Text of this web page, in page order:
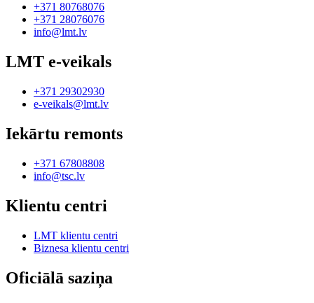
+371 80768076
+371 28076076
info@lmt.lv
LMT e-veikals
+371 29302930
e-veikals@lmt.lv
Iekārtu remonts
+371 67808808
info@tsc.lv
Klientu centri
LMT klientu centri
Biznesa klientu centri
Oficiālā saziņa